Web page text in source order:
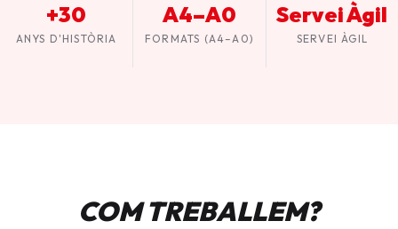
+30
ANYS D'HISTÒRIA
A4–A0
FORMATS (A4–A0)
Servei Àgil
SERVEI ÀGIL
COM TREBALLEM?